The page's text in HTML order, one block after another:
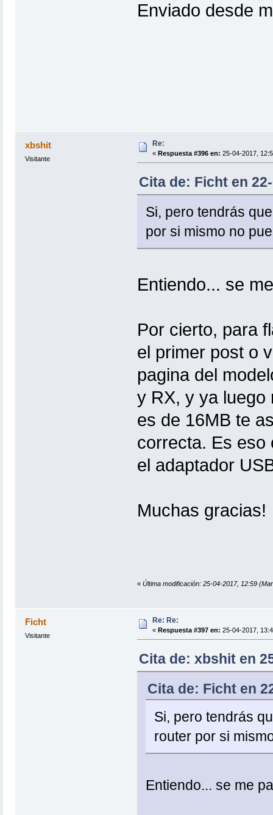
Enviado desde
xbshit
Visitante
Re:
« Respuesta #396 en: 25-04-2017,
Cita de: Ficht en
Si, pero tendrás
por si mismo no
Entiendo... se
Por cierto, para
el primer post o
pagina del
y RX, y ya luego
es de 16MB te
correcta. Es eso
el adaptador
Muchas gracias!
« Última modificación: 25-04-2017, 12:59
Ficht
Visitante
Re: Re:
« Respuesta #397 en: 25-04-2017,
Cita de: xbshit en
Cita de: Ficht en
Si, pero tendrás
router por si
Entiendo... se me